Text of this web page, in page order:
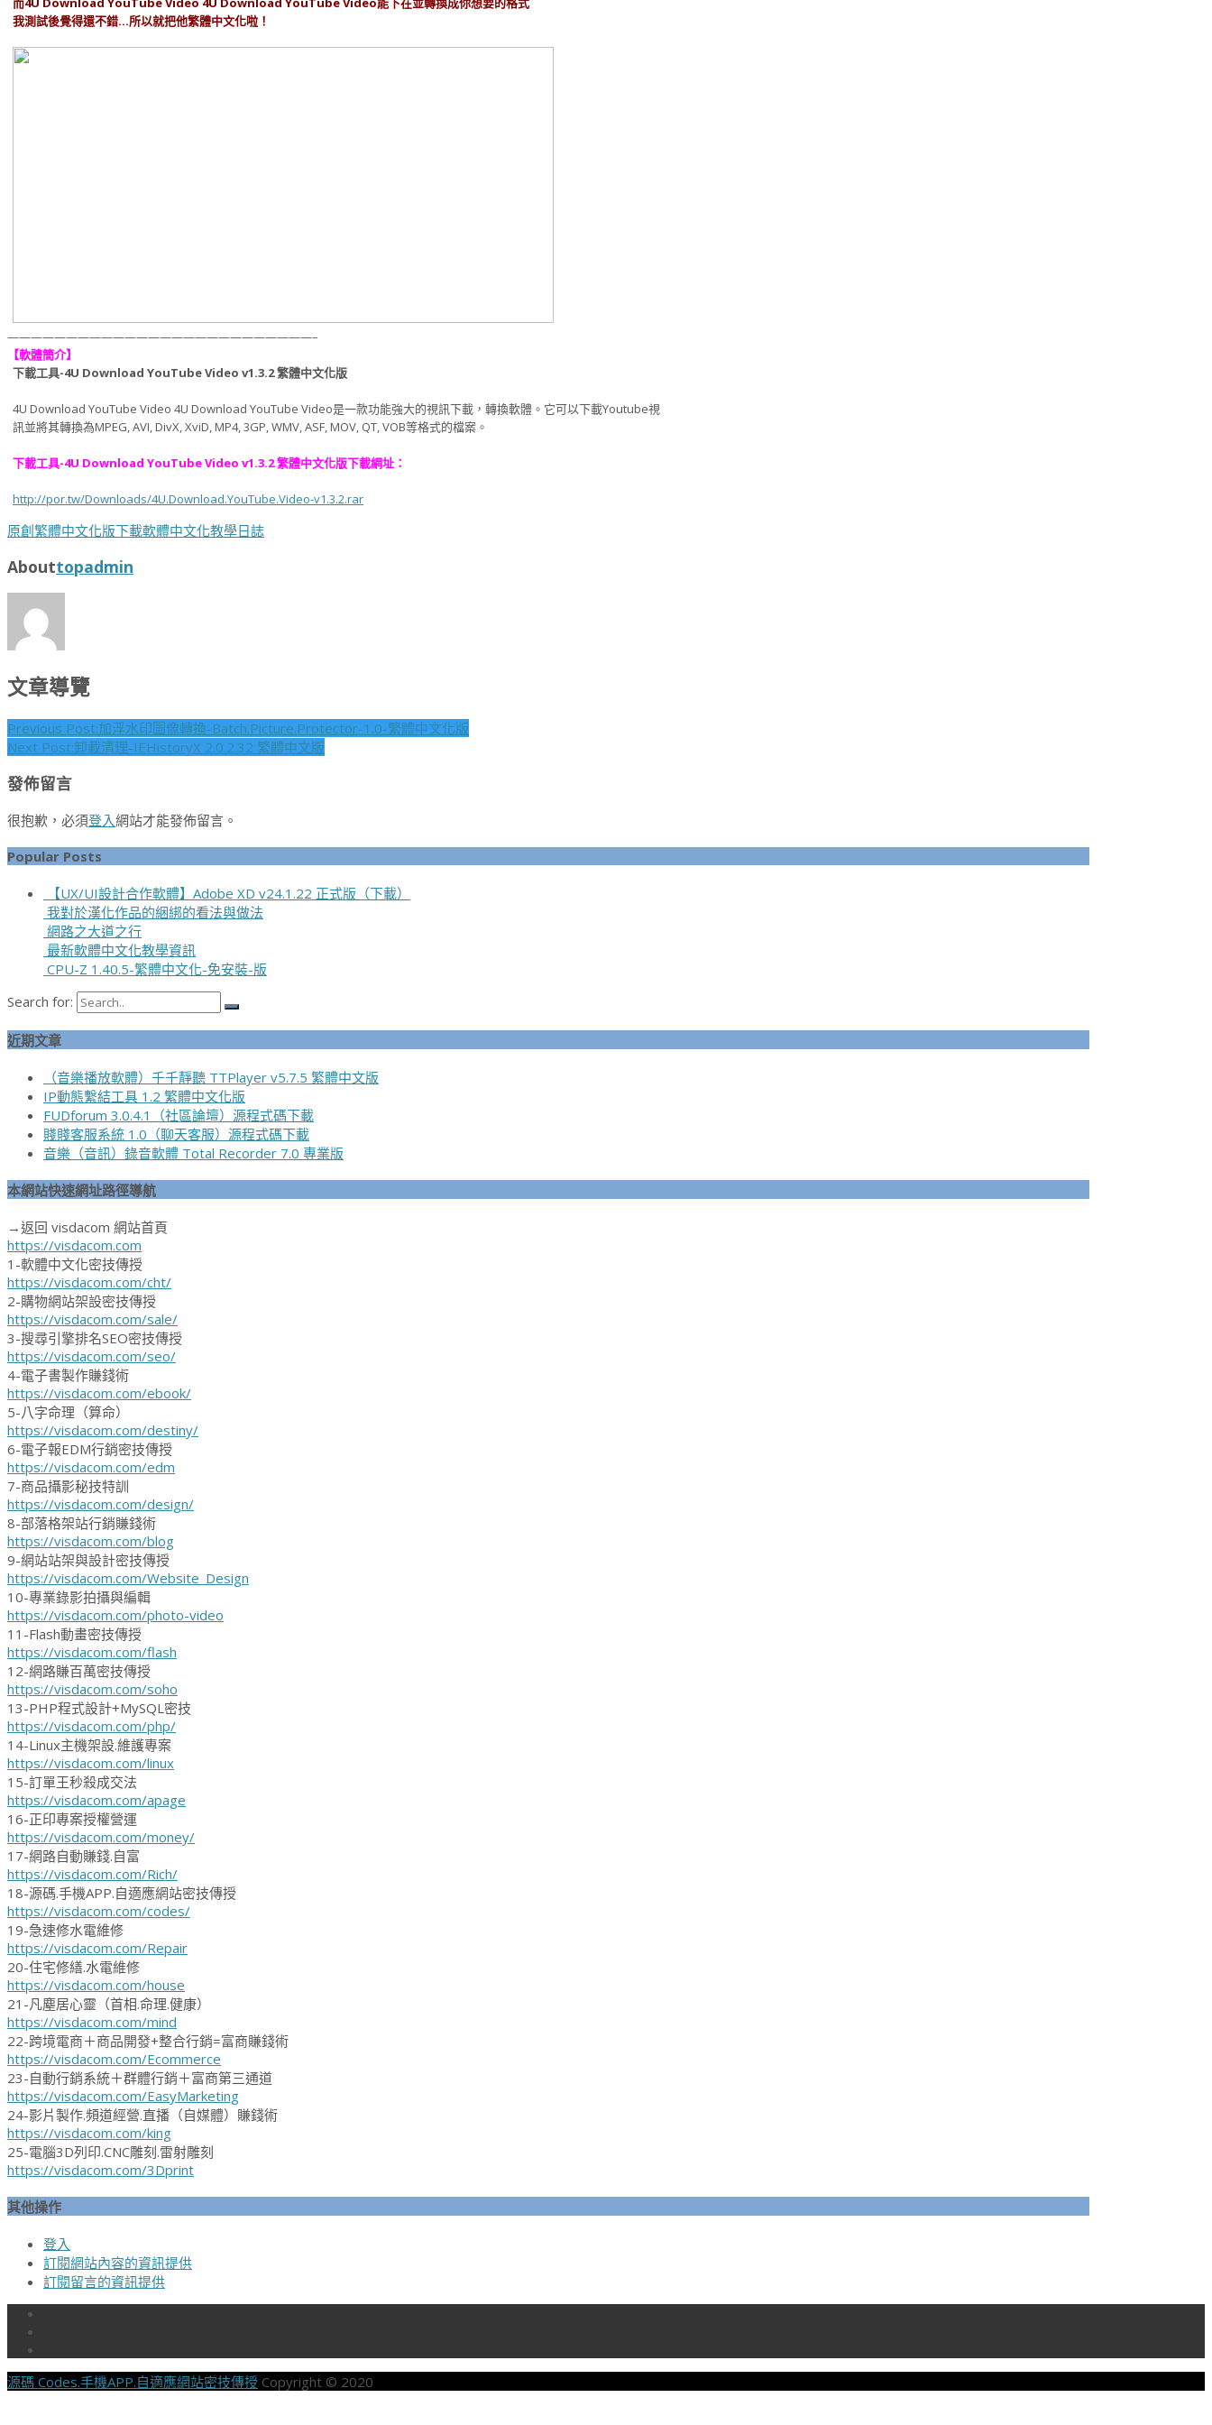
我測試後覺得還不錯…所以就把他繁體中文化啦！
——————————————————————————–
【軟體簡介】
下載工具-4U Download YouTube Video v1.3.2 繁體中文化版
4U Download YouTube Video 4U Download YouTube Video是一款功能強大的視訊下載，轉換軟體。它可以下載Youtube視
訊並將其轉換為MPEG, AVI, DivX, XviD, MP4, 3GP, WMV, ASF, MOV, QT, VOB等格式的檔案。
下載工具-4U Download YouTube Video v1.3.2 繁體中文化版下載網址：
http://por.tw/Downloads/4U.Download.YouTube.Video-v1.3.2.rar
原創繁體中文化版下載軟體中文化教學日誌
Abouttopadmin
文章導覽
Previous Post:加浮水印圖像轉換-Batch.Picture.Protector-1.0-繁體中文化版
Next Post:卸載清理-IEHistoryX 2.0.2.32 繁體中文版
發佈留言
很抱歉，必須登入網站才能發佈留言。
Popular Posts
【UX/UI設計合作軟體】Adobe XD v24.1.22 正式版（下載）
我對於漢化作品的綑綁的看法與做法
網路之大道之行
最新軟體中文化教學資訊
CPU-Z 1.40.5-繁體中文化-免安裝-版
Search for:
近期文章
（音樂播放軟體）千千靜聽 TTPlayer v5.7.5 繁體中文版
IP動態繫結工具 1.2 繁體中文化版
FUDforum 3.0.4.1（社區論壇）源程式碼下載
賤賤客服系統 1.0（聊天客服）源程式碼下載
音樂（音訊）錄音軟體 Total Recorder 7.0 專業版
本網站快速網址路徑導航
→返回 visdacom 網站首頁
https://visdacom.com
1-軟體中文化密技傳授
https://visdacom.com/cht/
2-購物網站架設密技傳授
https://visdacom.com/sale/
3-搜尋引擎排名SEO密技傳授
https://visdacom.com/seo/
4-電子書製作賺錢術
https://visdacom.com/ebook/
5-八字命理（算命）
https://visdacom.com/destiny/
6-電子報EDM行銷密技傳授
https://visdacom.com/edm
7-商品攝影秘技特訓
https://visdacom.com/design/
8-部落格架站行銷賺錢術
https://visdacom.com/blog
9-網站站架與設計密技傳授
https://visdacom.com/Website_Design
10-專業錄影拍攝與編輯
https://visdacom.com/photo-video
11-Flash動畫密技傳授
https://visdacom.com/flash
12-網路賺百萬密技傳授
https://visdacom.com/soho
13-PHP程式設計+MySQL密技
https://visdacom.com/php/
14-Linux主機架設.維護專案
https://visdacom.com/linux
15-訂單王秒殺成交法
https://visdacom.com/apage
16-正印專案授權營運
https://visdacom.com/money/
17-網路自動賺錢.自富
https://visdacom.com/Rich/
18-源碼.手機APP.自適應網站密技傳授
https://visdacom.com/codes/
19-急速修水電維修
https://visdacom.com/Repair
20-住宅修繕.水電維修
https://visdacom.com/house
21-凡塵居心靈（首相.命理.健康）
https://visdacom.com/mind
22-跨境電商＋商品開發+整合行銷=富商賺錢術
https://visdacom.com/Ecommerce
23-自動行銷系統＋群體行銷＋富商第三通道
https://visdacom.com/EasyMarketing
24-影片製作.頻道經營.直播（自媒體）賺錢術
https://visdacom.com/king
25-電腦3D列印.CNC雕刻.雷射雕刻
https://visdacom.com/3Dprint
其他操作
登入
訂閱網站內容的資訊提供
訂閱留言的資訊提供
源碼 Codes.手機APP.自適應網站密技傳授 Copyright © 2020